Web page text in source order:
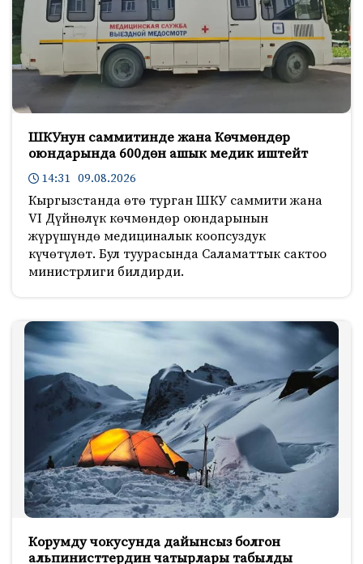
ШКУнун саммитинде жана Көчмөндөр
оюндарында 600дөн ашык медик иштейт
14:31 09.08.2026
Кыргызстанда өтө турган ШКУ саммити жана
VI Дүйнөлүк көчмөндөр оюндарынын
жүрүшүндө медициналык коопсуздук
күчөтүлөт. Бул туурасында Саламаттык сактоо
министрлиги билдирди.
Корумду чокусунда дайынсыз болгон
альпинисттердин чатырлары табылды